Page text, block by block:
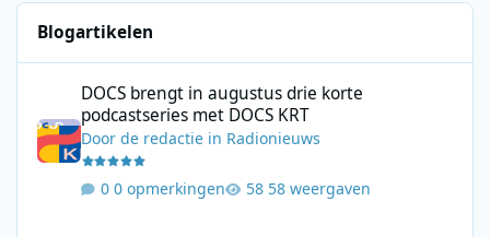
Blogartikelen
DOCS brengt in augustus drie korte
podcastseries met DOCS KRT
Doorde redactie in Radionieuws
0 opmerkingen 58 weergaven